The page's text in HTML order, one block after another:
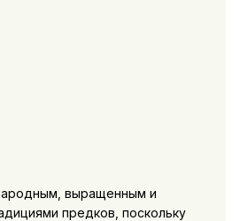
выращенным и
предков, поскольку